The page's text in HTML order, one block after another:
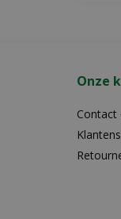
Onze
Contact